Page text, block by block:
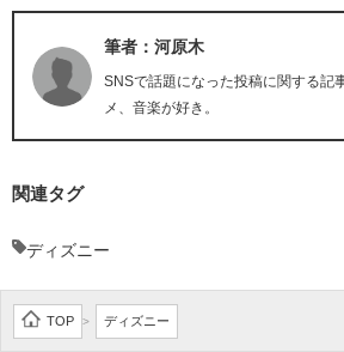
筆者：河原木
SNSで話題になった投稿に関する記
メ、音楽が好き。
関連タグ
ディズニー
TOP > ディズニー